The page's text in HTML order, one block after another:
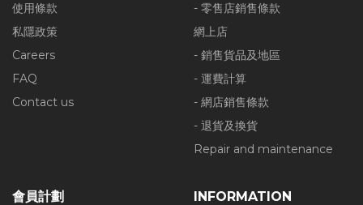
使用條款
私隱政策
Careers
FAQ
Contact us
- 零售店銷售條款
網上店
- 銷售貨品及地區
- 運費計算
- 網店銷售條款
- 退貨及換貨
Repair and maintenance
會員計劃 INFORMATION